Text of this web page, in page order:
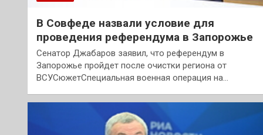
В Совфеде назвали условие для
проведения референдума в Запорожье
Сенатор Джабаров заявил, что референдум в
Запорожье пройдет после очистки региона от
ВСУСюжетСпециальная военная операция на…